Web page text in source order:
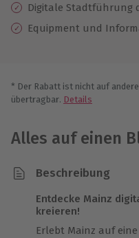
Digitale Stadtführung
Equipment und
* Der Rabatt ist nicht auf
übertragbar. Details
Alles auf einen
Beschreibung
Entdecke Mainz
kreieren!
Erlebt Mainz auf